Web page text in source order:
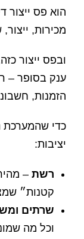
הוא פס ייצור
מכירות,
ובפס ייצור
ענק בסופר –
הזמנות,
כדי שהמערכת
יציבות:
רשת –
קטנות״
שרתים
וכל מה